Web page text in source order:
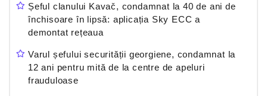
Șeful clanului Kavač, condamnat la 40 de ani de
închisoare în lipsă: aplicația Sky ECC a
demontat rețeaua
Varul șefului securității georgiene, condamnat la
12 ani pentru mită de la centre de apeluri
frauduloase